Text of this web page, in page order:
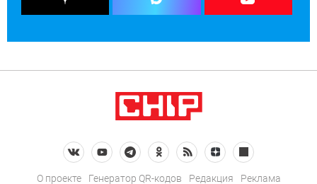
О проекте Генератор QR-кодов Редакция Реклама